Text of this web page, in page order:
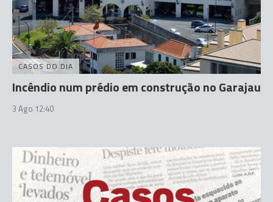
CASOS DO DIA
Incêndio num prédio em construção no Garajau
3 Ago 12:40